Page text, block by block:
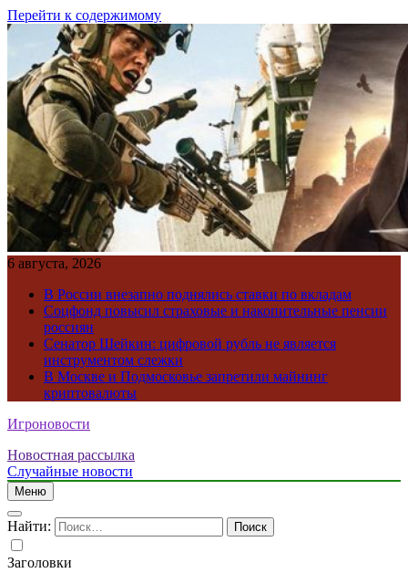
Перейти к содержимому
6 августа, 2026
В России внезапно поднялись ставки по вкладам
Соцфонд повысил страховые и накопительные пенсии
россиян
Сенатор Шейкин: цифровой рубль не является
инструментом слежки
В Москве и Подмосковье запретили майнинг
криптовалюты
Игроновости
Новостная рассылка
Случайные новости
Меню
Найти:
Заголовки